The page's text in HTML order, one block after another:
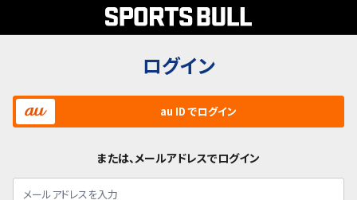
ログイン
au ID でログイン
または、メールアドレスでログイン